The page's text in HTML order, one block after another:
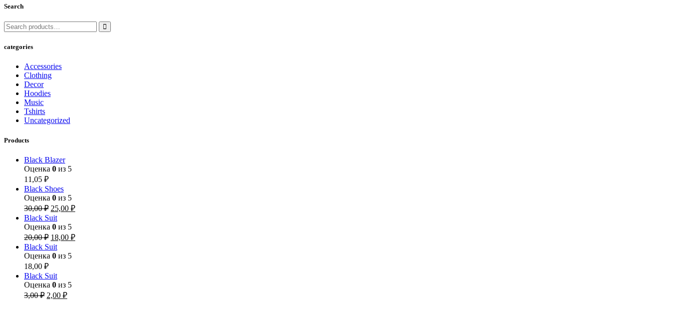
Search
categories
Accessories
Clothing
Decor
Hoodies
Music
Tshirts
Uncategorized
Products
Black Blazer
Оценка 0 из 5
11,05 ₽
Black Shoes
Оценка 0 из 5
30,00₽ 25,00 ₽
Black Suit
Оценка 0 из 5
20,00₽ 18,00 ₽
Black Suit
Оценка 0 из 5
18,00 ₽
Black Suit
Оценка 0 из 5
3,00₽ 2,00 ₽